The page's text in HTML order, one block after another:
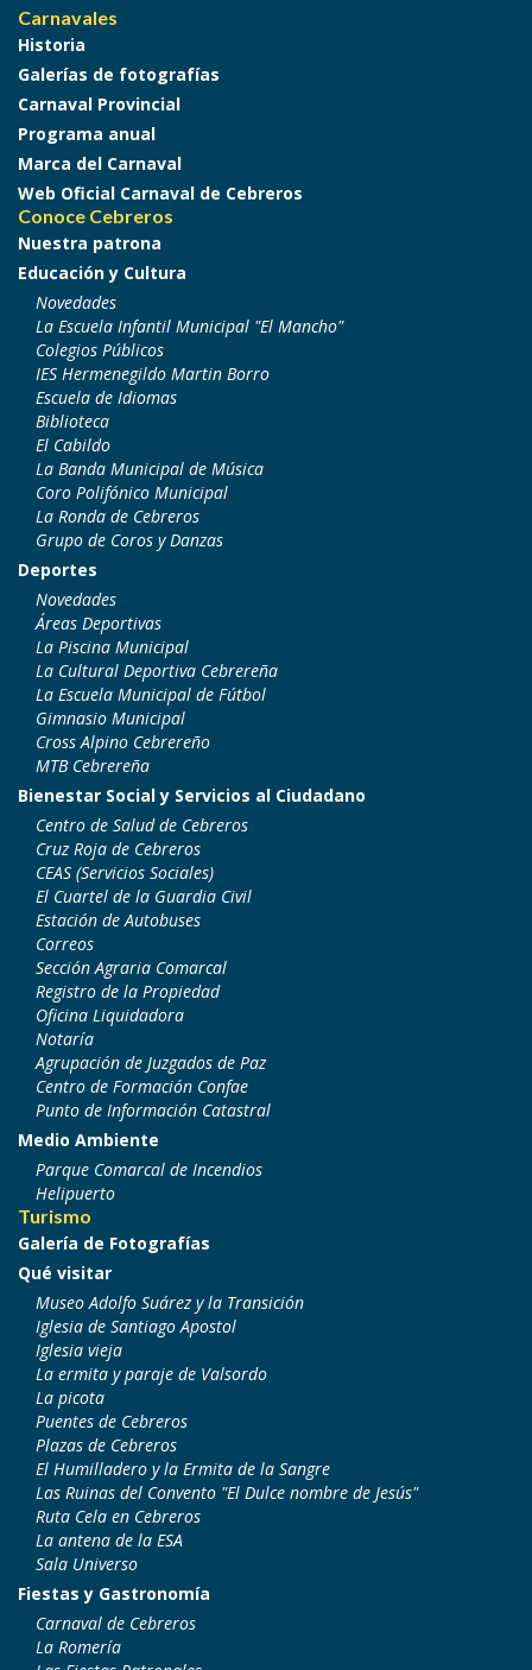
Carnavales
Historia
Galerías de fotografías
Carnaval Provincial
Programa anual
Marca del Carnaval
Web Oficial Carnaval de Cebreros
Conoce Cebreros
Nuestra patrona
Educación y Cultura
Novedades
La Escuela Infantil Municipal "El Mancho"
Colegios Públicos
IES Hermenegildo Martin Borro
Escuela de Idiomas
Biblioteca
El Cabildo
La Banda Municipal de Música
Coro Polifónico Municipal
La Ronda de Cebreros
Grupo de Coros y Danzas
Deportes
Novedades
Áreas Deportivas
La Piscina Municipal
La Cultural Deportiva Cebrereña
La Escuela Municipal de Fútbol
Gimnasio Municipal
Cross Alpino Cebrereño
MTB Cebrereña
Bienestar Social y Servicios al Ciudadano
Centro de Salud de Cebreros
Cruz Roja de Cebreros
CEAS (Servicios Sociales)
El Cuartel de la Guardia Civil
Estación de Autobuses
Correos
Sección Agraria Comarcal
Registro de la Propiedad
Oficina Liquidadora
Notaría
Agrupación de Juzgados de Paz
Centro de Formación Confae
Punto de Información Catastral
Medio Ambiente
Parque Comarcal de Incendios
Helipuerto
Turismo
Galería de Fotografías
Qué visitar
Museo Adolfo Suárez y la Transición
Iglesia de Santiago Apostol
Iglesia vieja
La ermita y paraje de Valsordo
La picota
Puentes de Cebreros
Plazas de Cebreros
El Humilladero y la Ermita de la Sangre
Las Ruinas del Convento "El Dulce nombre de Jesús"
Ruta Cela en Cebreros
La antena de la ESA
Sala Universo
Fiestas y Gastronomía
Carnaval de Cebreros
La Romería